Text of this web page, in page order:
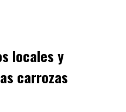
locales y
carrozas